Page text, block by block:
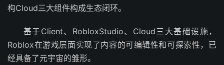
构Cloud三大组件构成生态闭环。
基于Client、RobloxStudio、Cloud三大基础设施，
Roblox在游戏层面实现了内容的可编辑性和可探索性，已
经具备了元宇宙的雏形。